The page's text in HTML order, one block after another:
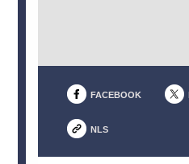
FACEBOOK
NLS